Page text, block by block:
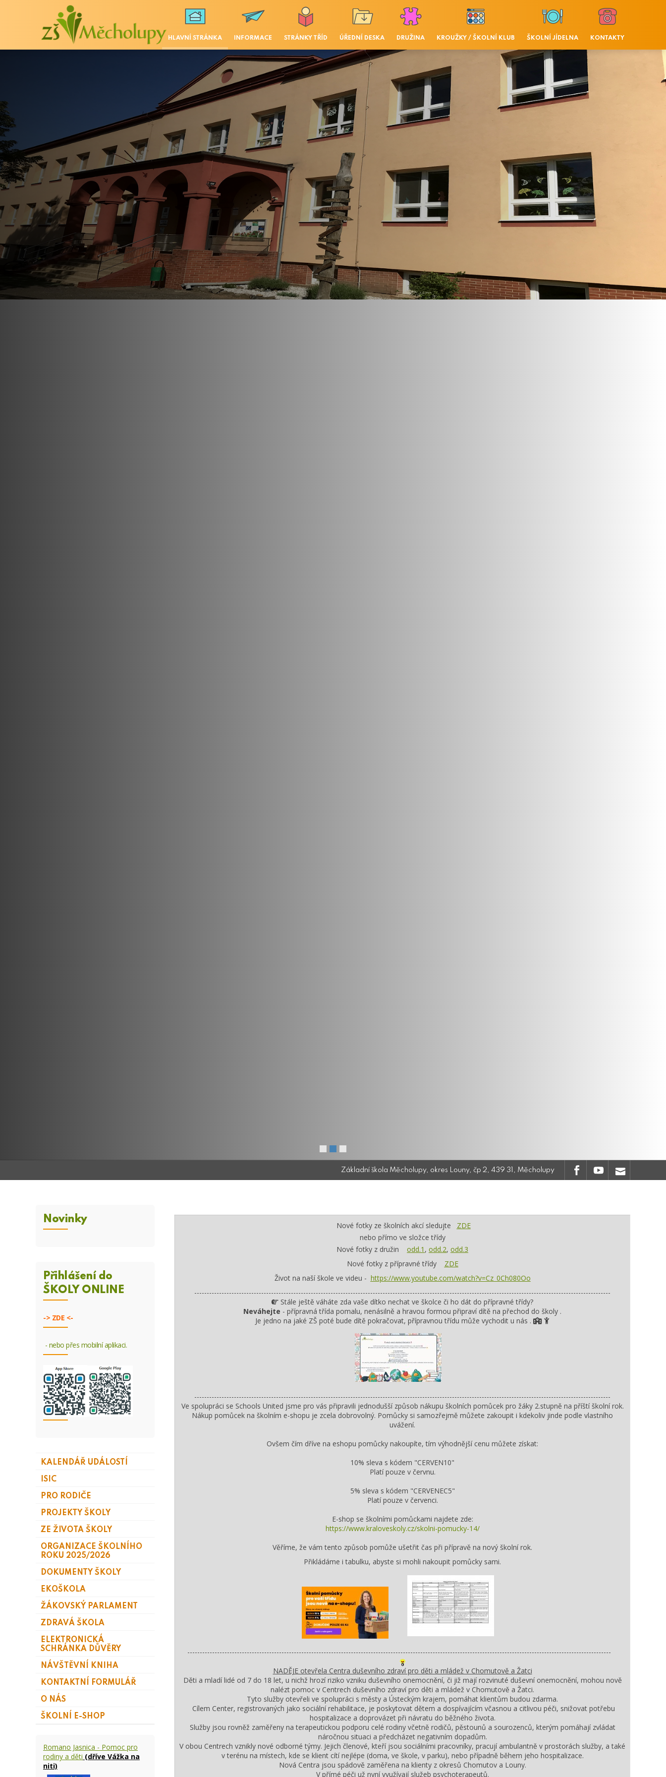
HLAVNÍ STRÁNKA INFORMACE STRÁNKY TŘÍD ÚŘEDNÍ DESKA DRUŽINA KROUŽKY / ŠKOLNÍ KLUB ŠKOLNÍ JÍDELNA KONTAKTY
Základní škola Měcholupy, okres Louny, čp 2, 439 31, Měcholupy . .
Novinky
Přihlášení do
ŠKOLY ONLINE
-> ZDE <-
- nebo přes mobilní aplikaci.
KALENDÁŘ UDÁLOSTÍ
ISIC
PRO RODIČE
PROJEKTY ŠKOLY
ZE ŽIVOTA ŠKOLY
ORGANIZACE ŠKOLNÍHO
ROKU 2025/2026
DOKUMENTY ŠKOLY
EKOŠKOLA
ŽÁKOVSKÝ PARLAMENT
ZDRAVÁ ŠKOLA
ELEKTRONICKÁ
SCHRÁNKA DŮVĚRY
NÁVŠTĚVNÍ KNIHA
KONTAKTNÍ FORMULÁŘ
O NÁS
ŠKOLNÍ E-SHOP
Romano Jasnica - Pomoc pro
rodiny a děti (dříve Vážka na
niti)
Nové fotky ze školních akcí sledujte
ZDE
nebo přímo ve složce třídy
Nové fotky z družin
odd.1 , odd.2, odd.3
Nové fotky z přípravné třídy ZDE
Život na naší škole ve videu - https://www.youtube.com/watch?v=Cz_0Ch080Oo
------------------------------------------------------------------------------------------------------------------------------------------------------------------------
Stále ještě váháte zda vaše dítko nechat ve školce či ho dát do přípravné třídy?
Neváhejte - přípravná třída pomalu, nenásilně a hravou formou připraví dítě na přechod do školy .
Je jedno na jaké ZŠ poté bude dítě pokračovat, přípravnou třídu může vychodit u nás .
------------------------------------------------------------------------------------------------------------------------------------------------------------------------
Ve spolupráci se Schools United jsme pro vás připravili jednodušší způsob nákupu školních pomůcek pro žáky 2.stupně na příští školní rok.
Nákup pomůcek na školním e-shopu je zcela dobrovolný. Pomůcky si samozřejmě můžete zakoupit i kdekoliv jinde podle vlastního
uvážení.
Ovšem čím dříve na eshopu pomůcky nakoupíte, tím výhodnější cenu můžete získat:
10% sleva s kódem "CERVEN10"
Platí pouze v červnu.
5% sleva s kódem "CERVENEC5"
Platí pouze v červenci.
E-shop se školními pomůckami najdete zde:
https://www.kraloveskoly.cz/skolni-pomucky-14/
Věříme, že vám tento způsob pomůže ušetřit čas při přípravě na nový školní rok.
Přikládáme i tabulku, abyste si mohli nakoupit pomůcky sami.
---------------------------------------------------------------------------------------------------------------------------------------------------------------------------
NADĚJE otevřela Centra duševního zdraví pro děti a mládež v Chomutově a Žatci
Děti a mladí lidé od 7 do 18 let, u nichž hrozí riziko vzniku duševního onemocnění, či již mají rozvinuté duševní onemocnění, mohou nově
nalézt pomoc v Centrech duševního zdraví pro děti a mládež v Chomutově a Žatci.
Tyto služby otevřeli ve spolupráci s městy a Ústeckým krajem, pomáhat klientům budou zdarma.
Cílem Center, registrovaných jako sociální rehabilitace, je poskytovat dětem a dospívajícím včasnou a citlivou péči, snižovat potřebu
hospitalizace a doprovázet při návratu do běžného života.
Služby jsou rovněž zaměřeny na terapeutickou podporu celé rodiny včetně rodičů, pěstounů a sourozenců, kterým pomáhají zvládat
náročnou situaci a předcházet negativním dopadům.
V obou Centrech vznikly nové odborné týmy. Jejich členové, kteří jsou sociálními pracovníky, pracují ambulantně v prostorách služby, a také
v terénu na místech, kde se klient cítí nejlépe (doma, ve škole, v parku), nebo případně během jeho hospitalizace.
Nová Centra jsou spádově zaměřena na klienty z okresů Chomutov a Louny.
V přímé péči už nyní využívají služeb psychoterapeutů.